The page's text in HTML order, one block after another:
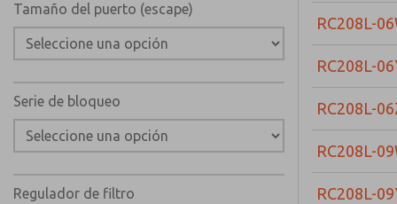
Tamaño del puerto (escape)
Serie de bloqueo
Regulador de filtro
RC208L-
RC208L-
RC208L-
RC208L-
RC208L-